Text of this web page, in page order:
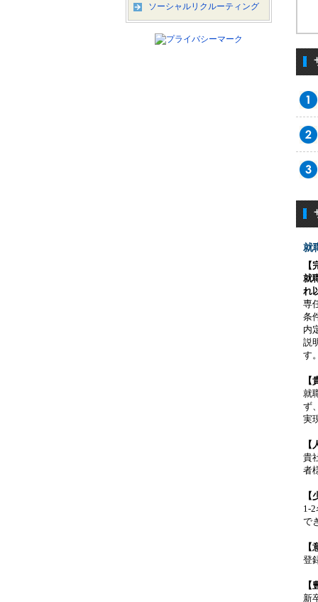
就
就
れ
専
条
内
説
す
就
ず
実
貴
者
1-
で
登
新
ソーシャルリクルーティング